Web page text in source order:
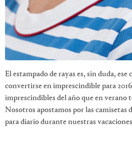
El estampado de rayas es, sin duda,
convertirse en imprescindible para
imprescindibles del año que en verano
Nosotros apostamos por las camisetas
para diario durante nuestras